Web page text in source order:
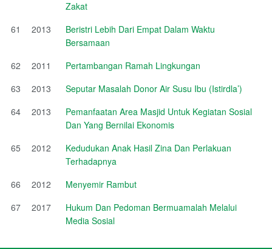
Zakat
61
2013
Beristri Lebih Dari Empat Dalam Waktu
Bersamaan
62
2011
Pertambangan Ramah Lingkungan
63
2013
Seputar Masalah Donor Air Susu Ibu (Istirdla’)
64
2013
Pemanfaatan Area Masjid Untuk Kegiatan Sosial
Dan Yang Bernilai Ekonomis
65
2012
Kedudukan Anak Hasil Zina Dan Perlakuan
Terhadapnya
66
2012
Menyemir Rambut
67
2017
Hukum Dan Pedoman Bermuamalah Melalui
Media Sosial